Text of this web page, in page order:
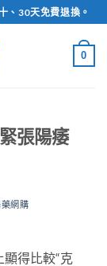
、30天免費退換。
0
張陽痿
網購
得比較“克